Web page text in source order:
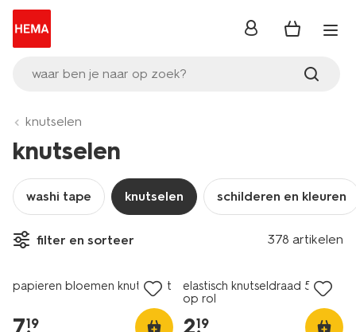
waar ben je naar op zoek?
inloggen
knutselen
knutselen
washi tape knutselen schilderen en kleuren
filter en sorteer 378 artikelen
papieren bloemen knutselset
7.
19
elastisch knutseldraad 50m
op rol
2.
19